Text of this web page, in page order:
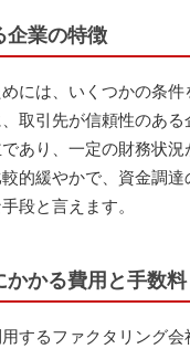
企業の特徴
には、いくつかの条
取引先が信頼性のあ
あり、一定の財務状
的緩やかで、資金調
段と言えます。
かかる費用と手数料
するファクタリング